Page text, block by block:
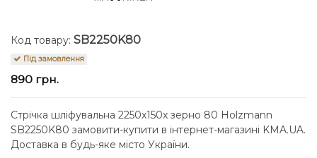
Код товару: SB2250K80
Під замовлення
890 грн.
Стрічка шліфувальна 2250x150x зерно 80 Holzmann
SB2250K80 замовити-купити в інтернет-магазині KMA.UA.
Доставка в будь-яке місто України.